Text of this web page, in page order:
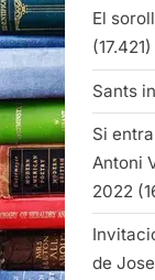
El
(17.421)
Sants
Si
Antoni
2022
de